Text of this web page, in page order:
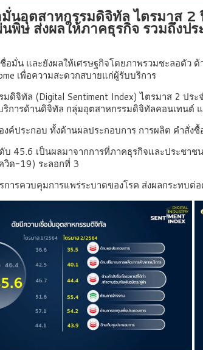
นอุตสาหกรรมดิจิทัล ไตรมาส
ษ ส่งผลให้ภาคธุรกิจ รวมถึงป
น และยังผลให้เศรษฐกิจโดยภาพรวมชะลอตัว
เพื่อความสะดวกสบายแก่ผู้รับบริการ
ดิจิทัล (Digital Sentiment Index) ไตรมาส 2 ป
ารด้านดิจิทัล กลุ่มอุตสาหกรรมดิจิทัลคอนเทนต์
ประกอบ ทั้งด้านผลประกอบการ การผลิต คำสั่
45.6 เป็นผลมาจากการที่ภาคธุรกิจและประช
วิด-19) ระลอกที่ 3
รควบคุมการแพร่ระบาดของโรค ส่งผลกระทบต่